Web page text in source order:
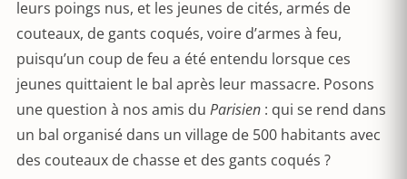
leurs poings nus, et les jeunes de cités, armés de
couteaux, de gants coqués, voire d’armes à feu,
puisqu’un coup de feu a été entendu lorsque ces
jeunes quittaient le bal après leur massacre. Posons
une question à nos amis du Parisien : qui se rend dans
un bal organisé dans un village de 500 habitants avec
des couteaux de chasse et des gants coqués ?